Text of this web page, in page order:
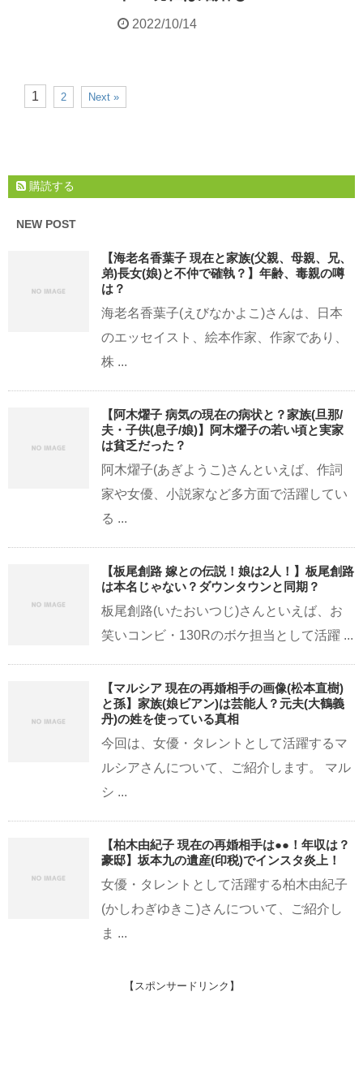
2022/10/14
1 2 Next »
購読する
NEW POST
【海老名香葉子 現在と家族(父親、母親、兄、
弟)長女(娘)と不仲で確執？】年齢、毒親の噂
は？
海老名香葉子(えびなかよこ)さんは、日本
のエッセイスト、絵本作家、作家であり、
株 ...
【阿木燿子 病気の現在の病状と？家族(旦那/
夫・子供(息子/娘)】阿木燿子の若い頃と実家
は貧乏だった？
阿木燿子(あぎようこ)さんといえば、作詞
家や女優、小説家など多方面で活躍してい
る ...
【板尾創路 嫁との伝説！娘は2人！】板尾創路
は本名じゃない？ダウンタウンと同期？
板尾創路(いたおいつじ)さんといえば、お
笑いコンビ・130Rのボケ担当として活躍 ...
【マルシア 現在の再婚相手の画像(松本直樹)
と孫】家族(娘ビアン)は芸能人？元夫(大鶴義
丹)の姓を使っている真相
今回は、女優・タレントとして活躍するマ
ルシアさんについて、ご紹介します。 マル
シ ...
【柏木由紀子 現在の再婚相手は●●！年収は？
豪邸】坂本九の遺産(印税)でインスタ炎上！
女優・タレントとして活躍する柏木由紀子
(かしわぎゆきこ)さんについて、ご紹介し
ま ...
【スポンサードリンク】